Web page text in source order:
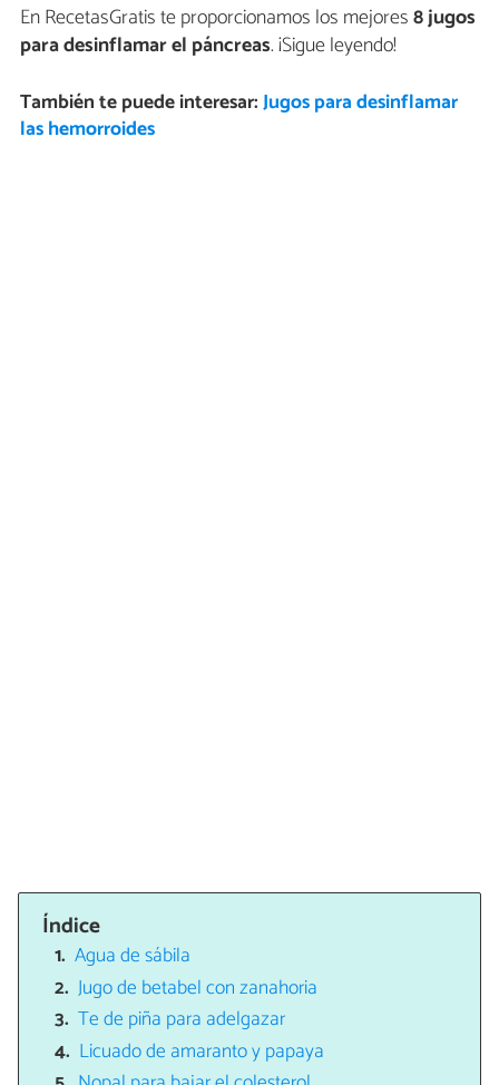
En RecetasGratis te proporcionamos los mejores8 jugos
para desinflamar el páncreas. ¡Sigue leyendo!
También te puede interesar:Jugos para desinflamar
las hemorroides
Índice
Agua de sábila
Jugo de betabel con zanahoria
Te de piña para adelgazar
Licuado de amaranto y papaya